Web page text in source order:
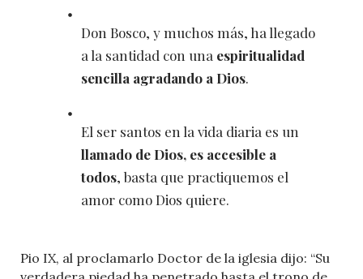
Don Bosco, y muchos más, ha llegado
a la santidad con una espiritualidad
sencilla agradando a Dios.
El ser santos en la vida diaria es un
llamado de Dios, es accesible a
todos, basta que practiquemos el
amor como Dios quiere.
Pio IX, al proclamarlo Doctor de la iglesia dijo: “Su